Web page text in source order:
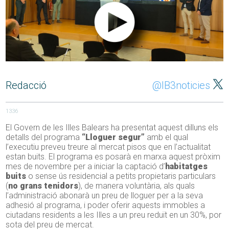
Redacció @IB3noticies
1336
El Govern de les Illes Balears ha presentat aquest dilluns els
detalls del programa “Lloguer segur” amb el qual
l’executiu preveu treure al mercat pisos que en l’actualitat
estan buits. El programa es posarà en marxa aquest pròxim
mes de novembre per a iniciar la captació d’ habitatges
buits o sense ús residencial a petits propietaris particulars
(no grans tenidors), de manera voluntària, als quals
l’administració abonarà un preu de lloguer per a la seva
adhesió al programa, i poder oferir aquests immobles a
ciutadans residents a les Illes a un preu reduït en un 30%, por
sota del preu de mercat.